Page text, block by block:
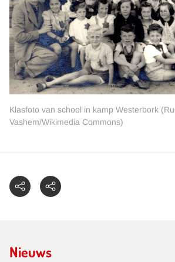
Klasfoto van school in kamp Westerbork
Vashem/Wikimedia Commons)
Nieuws